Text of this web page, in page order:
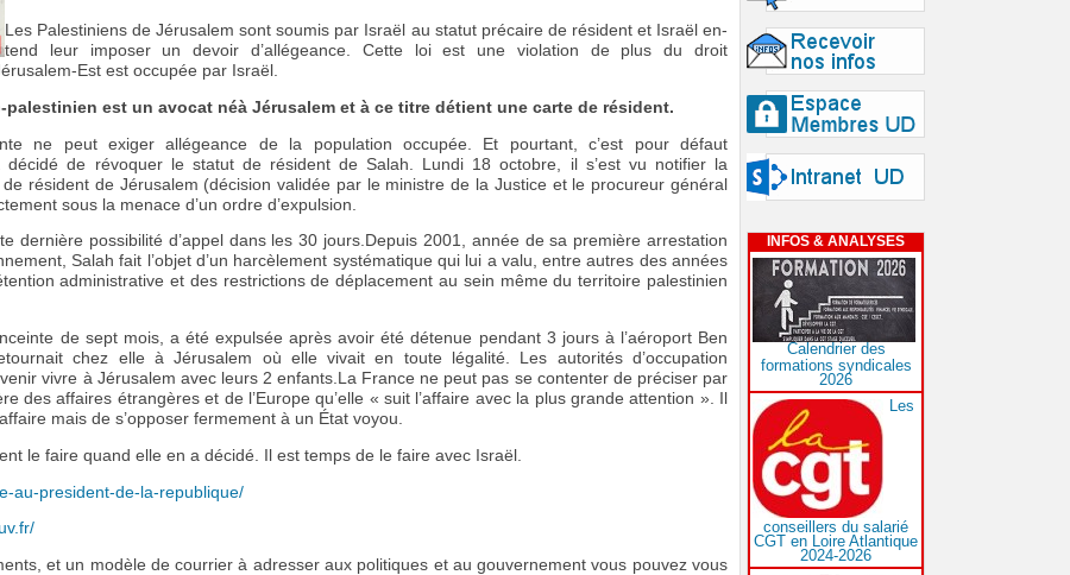
Les Palestiniens de Jérusalem sont soumis par Israël au statut précaire de résident et Israël en-
tend leur imposer un devoir d’allégeance. Cette loi est une violation de plus du droit
Est est occupée par Israël.
palestinien est un avocat néà Jérusalem et à ce titre détient une carte de résident.
ne peut exiger allégeance de la population occupée. Et pourtant, c’est pour défaut
décidé de révoquer le statut de résident de Salah. Lundi 18 octobre, il s’est vu notifier la
résident de Jérusalem (décision validée par le ministre de la Justice et le procureur général
sous la menace d’un ordre d’expulsion.
dernière possibilité d’appel dans les 30 jours.Depuis 2001, année de sa première arrestation
Salah fait l’objet d’un harcèlement systématique qui lui a valu, entre autres des années
administrative et des restrictions de déplacement au sein même du territoire palestinien
de sept mois, a été expulsée après avoir été détenue pendant 3 jours à l’aéroport Ben
chez elle à Jérusalem où elle vivait en toute légalité. Les autorités d’occupation
venir vivre à Jérusalem avec leurs 2 enfants.La France ne peut pas se contenter de préciser par
des affaires étrangères et de l’Europe qu’elle « suit l’affaire avec la plus grande attention ». Il
mais de s’opposer fermement à un État voyou.
le faire quand elle en a décidé. Il est temps de le faire avec Israël.
au-president-de-la-republique/
et un modèle de courrier à adresser aux politiques et au gouvernement vous pouvez vous
INFOS & ANALYSES
Calendrier des
formations syndicales
2026
Les
conseillers du salarié
CGT en Loire Atlantique
2024-2026